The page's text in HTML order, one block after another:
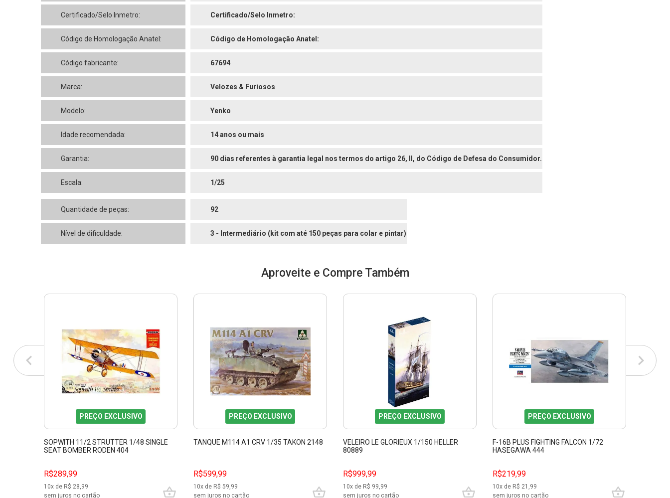
Certificado/Selo Inmetro: Certificado/Selo Inmetro:
Código de Homologação Anatel: Código de Homologação Anatel:
Código fabricante: 67694
Marca: Velozes & Furiosos
Modelo: Yenko
Idade recomendada: 14 anos ou mais
Garantia: 90 dias referentes à garantia legal nos termos do artigo 26, II, do Código de Defesa do Consumidor.
Escala: 1/25
Quantidade de peças: 92
Nível de dificuldade: 3 - Intermediário (kit com até 150 peças para colar e pintar)
Aproveite e Compre Também
PREÇO EXCLUSIVO
SOPWITH 11/2 STRUTTER 1/48 SINGLE
SEAT BOMBER RODEN 404
R$289,99
10x de R$ 28,99
sem juros no cartão
PREÇO EXCLUSIVO
TANQUE M114 A1 CRV 1/35 TAKON 2148
R$599,99
10x de R$ 59,99
sem juros no cartão
PREÇO EXCLUSIVO
VELEIRO LE GLORIEUX 1/150 HELLER
80889
R$999,99
10x de R$ 99,99
sem juros no cartão
PREÇO EXCLUSIVO
F-16B PLUS FIGHTING FALCON 1/72
HASEGAWA 444
R$219,99
10x de R$ 21,99
sem juros no cartão